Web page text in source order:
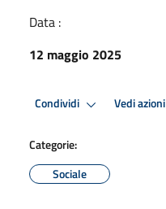
Data :
12 maggio 2025
Condividi Vedi azioni
Categorie:
Sociale